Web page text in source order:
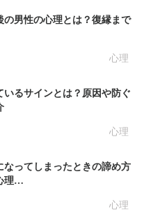
心理
の男性の心理とは？復縁まで
心理
いるサインとは？原因や防ぐ
心理
なってしまったときの諦め方
理…